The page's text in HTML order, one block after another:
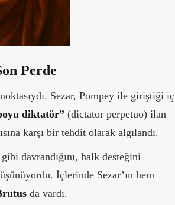
Perde
Sezar, Pompey ile giriştiği iç
diktatör” (dictator perpetuo) ilan
karşı bir tehdit olarak algılandı.
davrandığını, halk desteğini
İçlerinde Sezar’ın hem
da vardı.